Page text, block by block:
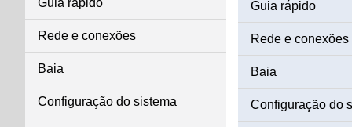
Guia rápido
Rede e conexões
Baia
Configuração do sistema
Guia rápido
Rede e conexões
Baia
Configuração do